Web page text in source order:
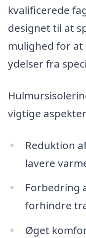
kvalificerede
designet til at
mulighed for at
ydelser fra
vigtige
Reduktion
lavere
Forbedring
forhindre
Øget